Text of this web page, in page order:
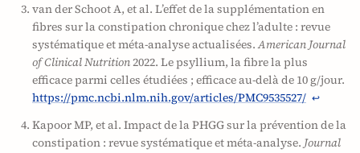
van der Schoot A, et al. L’effet de la supplémentation en
fibres sur la constipation chronique chez l’adulte : revue
systématique et méta-analyse actualisées.American Journal
of Clinical Nutrition2022. Le psyllium, la fibre la plus
efficace parmi celles étudiées ; efficace au-delà de 10 g/jour.
https://pmc.ncbi.nlm.nih.gov/articles/PMC9535527/ ↩
Kapoor MP, et al. Impact de la PHGG sur la prévention de la
constipation : revue systématique et méta-analyse.Journal